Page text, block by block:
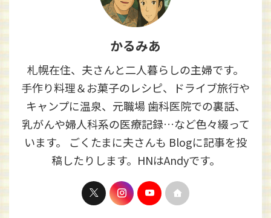
かるみあ
札幌在住、夫さんと二人暮らしの主婦です。
手作り料理＆お菓子のレシピ、ドライブ旅行や
キャンプに温泉、元職場 歯科医院での裏話、
乳がんや婦人科系の医療記録…など色々綴って
います。 ごくたまに夫さんも Blogに記事を投
稿したりします。HNはAndyです。